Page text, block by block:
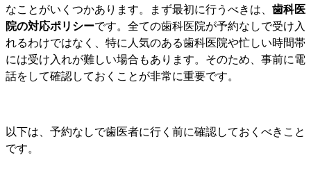
なことがいくつかあります。まず最初に行うべきは、 歯科医
院の対応ポリシーです。全ての歯科医院が予約なしで受け入
れるわけではなく、特に人気のある歯科医院や忙しい時間帯
には受け入れが難しい場合もあります。そのため、事前に電
話をして確認しておくことが非常に重要です。
以下は、予約なしで歯医者に行く前に確認しておくべきこと
です。